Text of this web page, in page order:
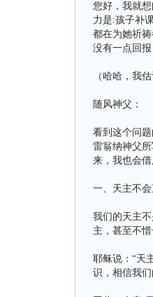
您好，我就
力是:孩子补
都在为她祈
没有一点回
（哈哈，我
随风神父：
看到这个问
雷翁纳神父
来，我也会
一、天主不
我们的天主
主，甚至不
耶稣说：“天
识，相信我